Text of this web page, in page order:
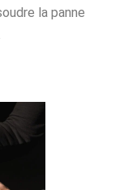
la panne